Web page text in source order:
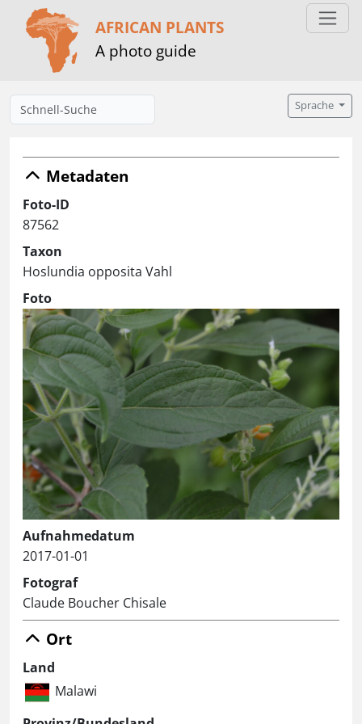
AFRICAN PLANTS
A photo guide
Sprache
Metadaten
Foto-ID
87562
Taxon
Hoslundia opposita Vahl
Foto
Aufnahmedatum
2017-01-01
Fotograf
Claude Boucher Chisale
Ort
Land
Malawi